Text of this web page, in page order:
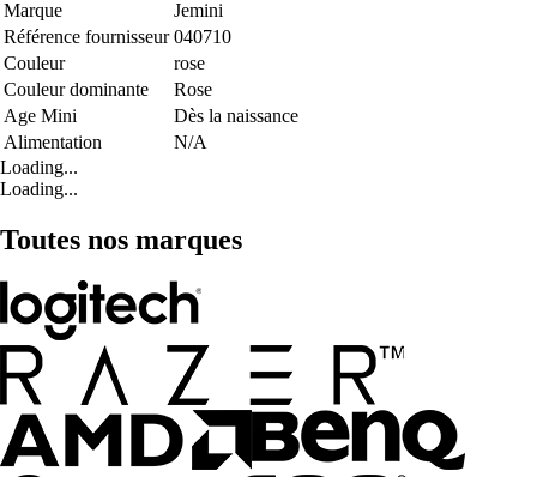
Marque
Jemini
Référence fournisseur 040710
Couleur
rose
Couleur dominante
Rose
Age Mini
Dès la naissance
Alimentation
N/A
Loading...
Loading...
Toutes nos marques